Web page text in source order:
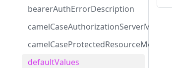
bearerAuthErrorDescription
defaultValues